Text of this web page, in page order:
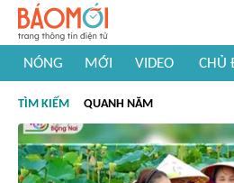
NÓNG MỚI VIDEO CHỦ
#Khám phá thế giới
TÌM KIẾM QUANH NĂM